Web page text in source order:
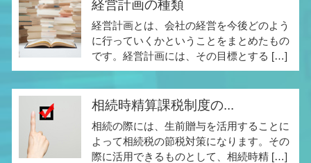
経営計画の種類
経営計画とは、会社の経営を今後どのよう
に行っていくかということをまとめたもの
です。経営計画には、その目標とする […]
相続時精算課税制度の...
相続の際には、生前贈与を活用することに
よって相続税の節税対策になります。その
際に活用できるものとして、相続時精 […]